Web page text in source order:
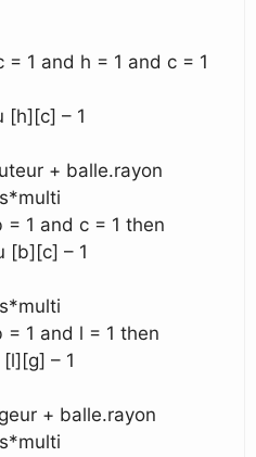
1 and h = 1 and c = 1
[h][c] – 1
+ balle.rayon
= 1 and c = 1 then
[b][c] – 1
= 1 and l = 1 then
– 1
+ balle.rayon